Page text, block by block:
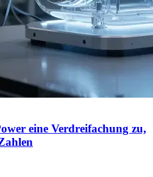
eine Verdreifachung zu,